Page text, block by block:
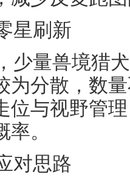
星刷新
少量兽境猎
为分散，数
位与视野管
。
对思路